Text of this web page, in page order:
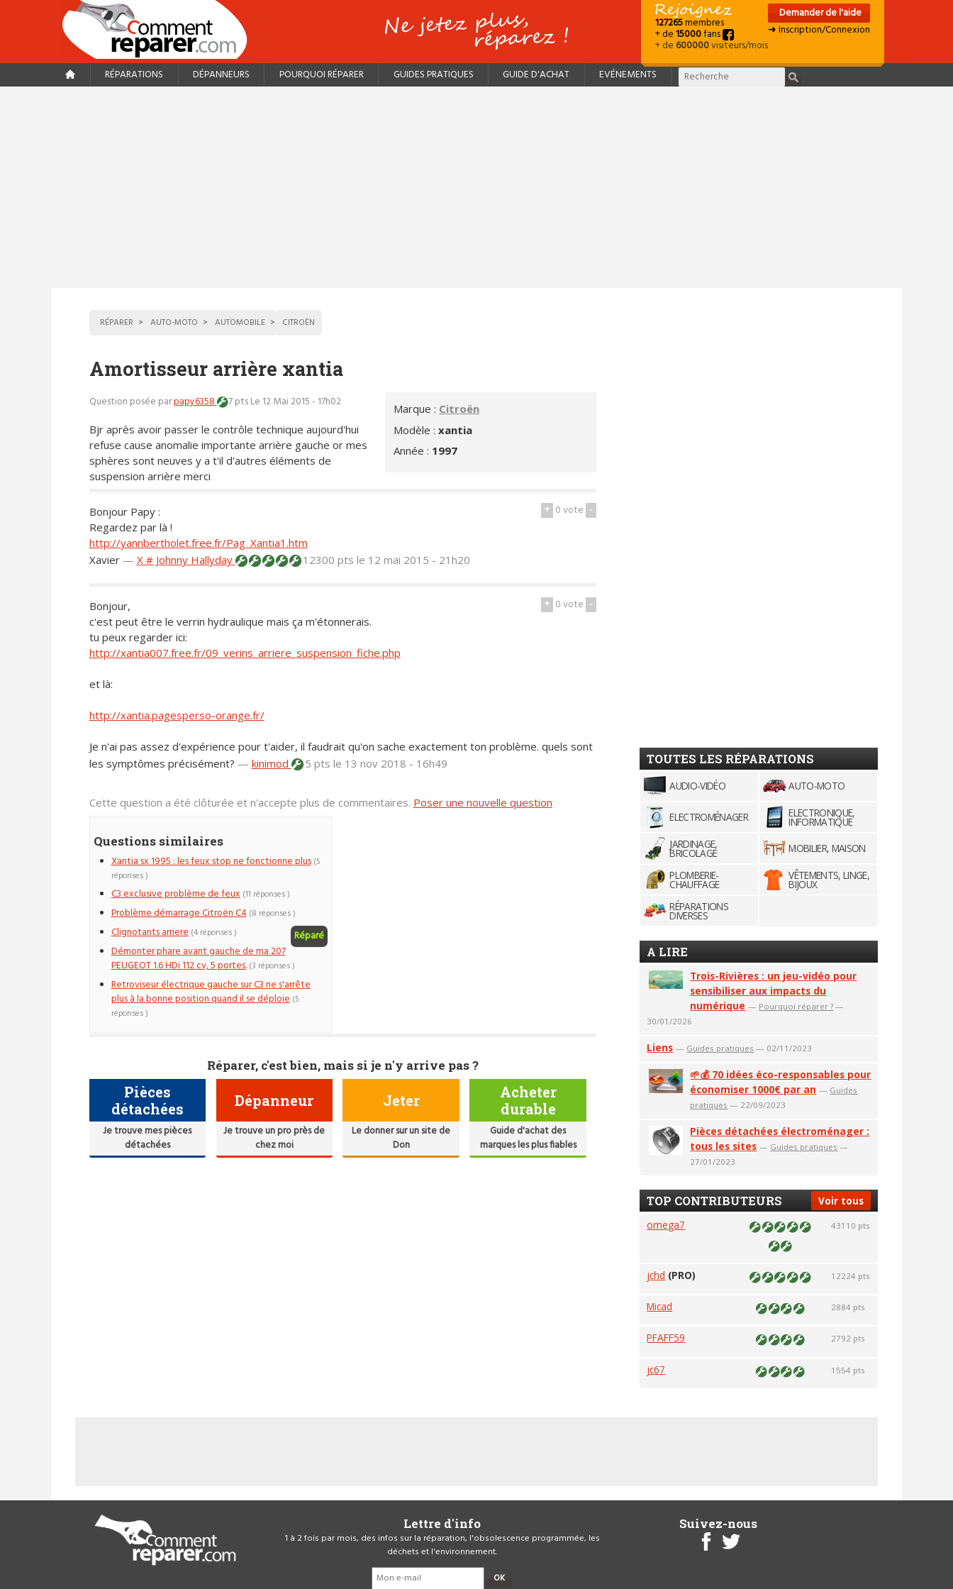
127265membres
+ de15000fans
+ de600000visiteurs/mois
Demander de l'aide
➜ Inscription/Connexion
RÉPARATIONS DÉPANNEURS POURQUOI RÉPARER GUIDES PRATIQUES GUIDE D'ACHAT EVÉNEMENTS
RÉPARER AUTO-MOTO AUTOMOBILE CITROËN
Amortisseur arrière xantia
Marque : Citroën
Modèle :xantia
Année : 1997
Question posée parpapy6358 7 ptsLe 12 Mai 2015 - 17h02
Bjr après avoir passer le contrôle technique aujourd'hui
refuse cause anomalie importante arrière gauche or mes
sphères sont neuves y a t'il d'autres éléments de
suspension arrière merci
+ 0vote -
Bonjour Papy :
Regardez par là !
http://yannbertholet.free.fr/Pag_Xantia1.htm
Xavier — X # Johnny Hallyday 12300 pts le 12 mai 2015 - 21h20
+ 0vote -
Bonjour,
c'est peut être le verrin hydraulique mais ça m'étonnerais.
tu peux regarder ici:
http://xantia007.free.fr/09_verins_arriere_suspension_fiche.php
et là:
http://xantia.pagesperso-orange.fr/
Je n'ai pas assez d'expérience pour t'aider, il faudrait qu'on sache exactement ton problème. quels sont
les symptômes précisément? — kinimod 5 pts le 13 nov 2018 - 16h49
Cette question a été clôturée et n'accepte plus de commentaires. Poser une nouvelle question
Questions similaires
Xantia sx 1995 : les feux stop ne fonctionne plus (5
réponses )
C3 exclusive problème de feux (11 réponses )
Problème démarrage Citroën C4 (8 réponses )
Clignotants arriere Réparé
(4 réponses )
Démonter phare avant gauche de ma 207
PEUGEOT 1.6 HDi 112 cv, 5 portes. (3 réponses )
Retroviseur électrique gauche sur C3 ne s'arrête
plus à la bonne position quand il se déploie (5
réponses )
Réparer, c'est bien, mais si je n'y arrive pas ?
Pièces
détachées
Je trouve mes pièces
détachées
Dépanneur
Je trouve un pro près de
chez moi
Jeter
Le donner sur un site de
Don
Acheter
durable
Guide d'achat des
marques les plus fiables
TOUTES LES RÉPARATIONS
AUDIO-VIDÉO AUTO-MOTO
ELECTROMÉNAGER ELECTRONIQUE,
INFORMATIQUE
JARDINAGE,
BRICOLAGE
MOBILIER, MAISON
PLOMBERIE-
CHAUFFAGE
VÊTEMENTS, LINGE,
BIJOUX
RÉPARATIONS
DIVERSES
A LIRE
Trois-Rivières : un jeu-vidéo pour
sensibiliser aux impacts du
numérique — Pourquoi réparer ? —
30/01/2026
Liens — Guides pratiques — 02/11/2023
🌱💰 70 idées éco-responsables pour
économiser 1000€ par an — Guides
pratiques — 22/09/2023
Pièces détachées électroménager :
tous les sites — Guides pratiques —
27/01/2023
Voir tous
TOP CONTRIBUTEURS
omega7 43110 pts
jchd (PRO) 12224 pts
Micad 2884 pts
PFAFF59 2792 pts
jc67 1554 pts
Lettre d'info
1 à 2 fois par mois, des infos sur la réparation, l'obsolescence programmée, les
déchets et l'environnement.
OK
Suivez-nous